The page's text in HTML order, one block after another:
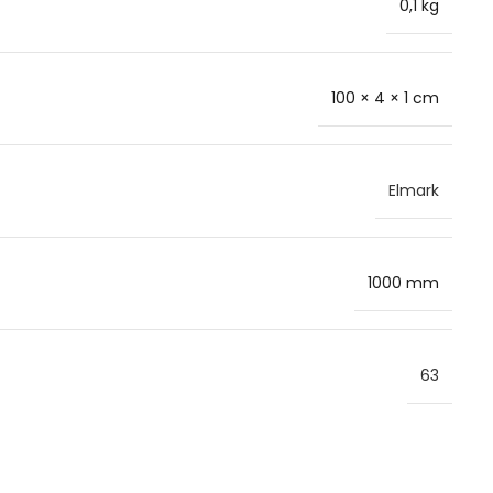
0,1 kg
100 × 4 × 1 cm
Elmark
1000 mm
63